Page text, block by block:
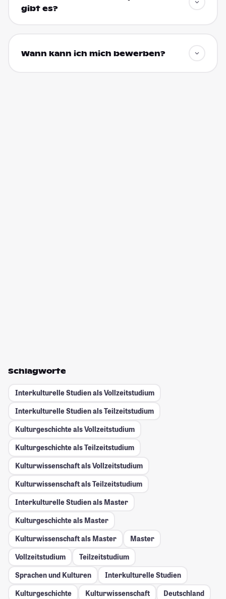
gibt es?
Wann kann ich mich bewerben?
Schlagworte
Interkulturelle Studien als Vollzeitstudium
Interkulturelle Studien als Teilzeitstudium
Kulturgeschichte als Vollzeitstudium
Kulturgeschichte als Teilzeitstudium
Kulturwissenschaft als Vollzeitstudium
Kulturwissenschaft als Teilzeitstudium
Interkulturelle Studien als Master
Kulturgeschichte als Master
Kulturwissenschaft als Master
Master
Vollzeitstudium
Teilzeitstudium
Sprachen und Kulturen
Interkulturelle Studien
Kulturgeschichte
Kulturwissenschaft
Deutschland